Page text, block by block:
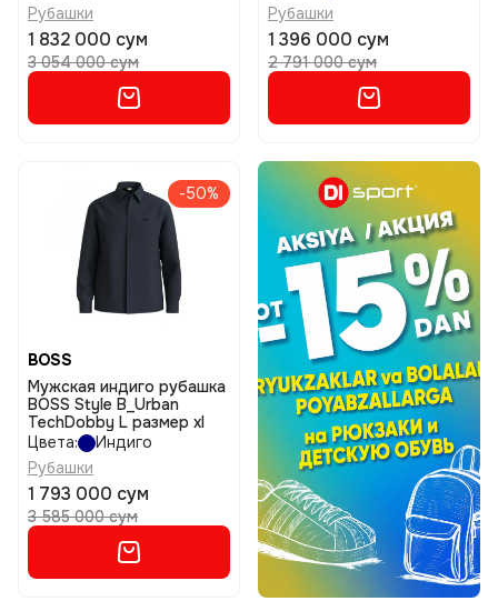
Рубашки
1 832 000 сум
3 054 000 сум
Рубашки
1 396 000 сум
2 791 000 сум
-50%
BOSS
Мужская индиго рубашка
BOSS Style B_Urban
TechDobby L размер xl
Цвета:
Индиго
Рубашки
1 793 000 сум
3 585 000 сум